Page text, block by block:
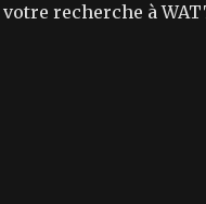
recherche à